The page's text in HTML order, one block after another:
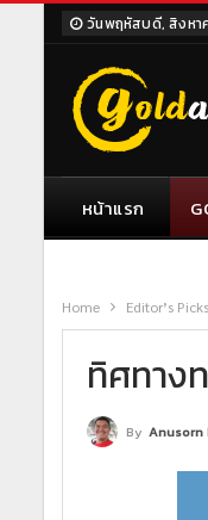
วันพฤหัสบดี, สิงหา
หน้าแรก
Home Editor’s Picks
ทิศทาง
By Anusorn